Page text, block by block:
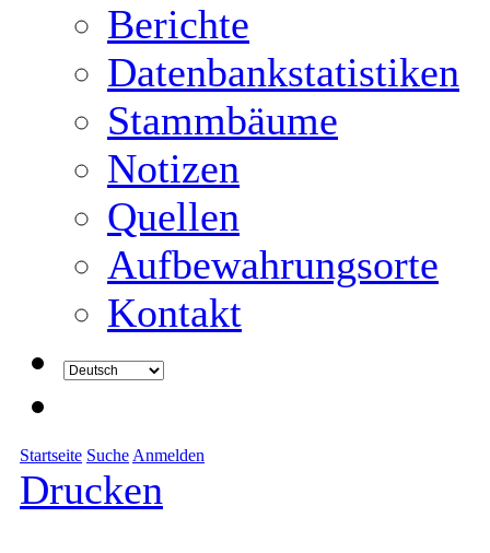
Berichte
Datenbankstatistiken
Stammbäume
Notizen
Quellen
Aufbewahrungsorte
Kontakt
Startseite Suche Anmelden
Drucken